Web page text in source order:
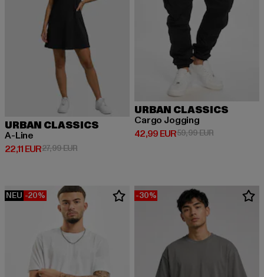
URBAN CLASSICS
A-Line
22,11 EUR
Derzeitiger Preis: 22,11 EUR
27,99 EURAktionspreis: 27,99 EUR
URBAN CLASSICS
Cargo Jogging
42,99 EUR
Derzeitiger Preis: 42,99 EUR
59,99 EURAktionspreis:
NEU -20% -30%